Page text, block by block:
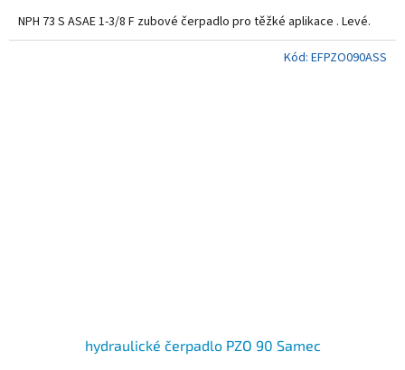
NPH 73 S ASAE 1-3/8 F zubové čerpadlo pro těžké aplikace . Levé.
hydraulické čerpadlo PZO 90 Samec
Kód: EFPZO090ASS